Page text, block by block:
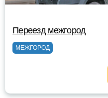
Переезд межгород
МЕЖГОРОД